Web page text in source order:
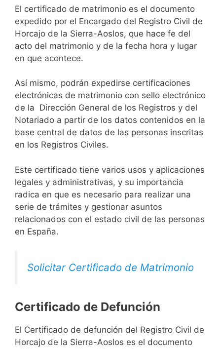
El certificado de matrimonio es el documento
expedido por el Encargado del Registro Civil de
Horcajo de la Sierra-Aoslos, que hace fe del
acto del matrimonio y de la fecha hora y lugar
en que acontece.
Así mismo, podrán expedirse certificaciones
electrónicas de matrimonio con sello electrónico
de la Dirección General de los Registros y del
Notariado a partir de los datos contenidos en la
base central de datos de las personas inscritas
en los Registros Civiles.
Este certificado tiene varios usos y aplicaciones
legales y administrativas, y su importancia
radica en que es necesario para realizar una
serie de trámites y gestionar asuntos
relacionados con el estado civil de las personas
en España.
Solicitar Certificado de Matrimonio
Certificado de Defunción
El Certificado de defunción del Registro Civil de
Horcajo de la Sierra-Aoslos es el documento